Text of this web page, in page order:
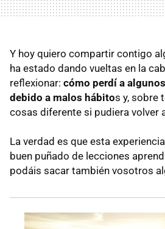
Y hoy quiero compartir contigo
ha estado dando vueltas en la
reflexionar: cómo perdí a
debido a malos hábitos y, sobre
cosas diferente si pudiera volver
La verdad es que esta
buen puñado de lecciones
podáis sacar también vosotros